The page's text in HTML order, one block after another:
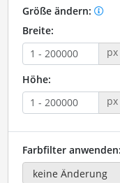
Größe ändern:
Breite:
px
Höhe:
px
Farbfilter anwenden: